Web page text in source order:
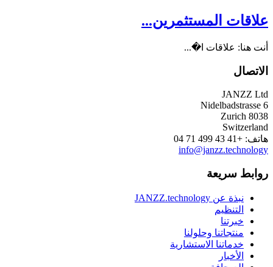
علاقات المستثمرين...
أنت هنا: علاقات ا�...
الاتصال
JANZZ Ltd
Nidelbadstrasse 6
8038 Zurich
Switzerland
هاتف: +41 43 499 71 04
info@janzz.technology
روابط سريعة
نبذة عن JANZZ.technology
التنظيم
خبرتنا
منتجاتنا وحلولنا
خدماتنا الاستشارية
الأخبار